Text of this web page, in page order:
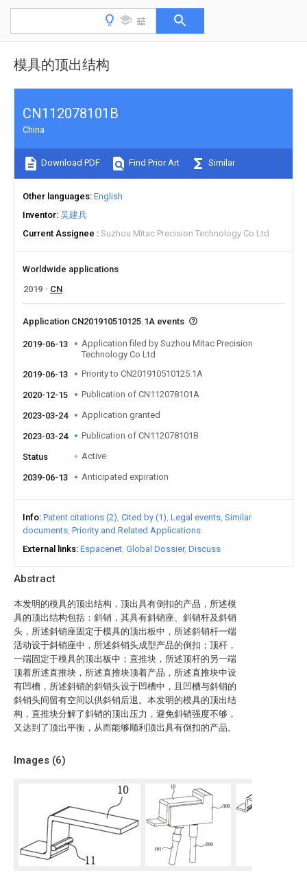
模具的顶出结构
Abstract
本发明的模具的顶出结构，顶出具有倒扣的产品，所述模
具的顶出结构包括：斜销，其具有斜销座、斜销杆及斜销
头，所述斜销座固定于模具的顶出板中，所述斜销杆一端
活动设于斜销座中，所述斜销头成型产品的倒扣；顶杆，
一端固定于模具的顶出板中；直推块，所述顶杆的另一端
顶着所述直推块，所述直推块顶着产品，所述直推块中设
有凹槽，所述斜销的斜销头设于凹槽中，且凹槽与斜销的
斜销头间留有空间以供斜销后退。本发明的模具的顶出结
构，直推块分解了斜销的顶出压力，避免斜销强度不够，
又达到了顶出平衡，从而能够顺利顶出具有倒扣的产品。
Images (6)
CN112078101B
China
Download PDF Find Prior Art Similar
Other languages English
Inventor 吴建兵
Current Assignee
Suzhou Mitac Precision Technology Co Ltd
Worldwide applications
2019
CN
Application CN201910510125.1A events
2019-06-13
Application filed by Suzhou Mitac Precision
Technology Co Ltd
2019-06-13
Priority to CN201910510125.1A
2020-12-15 Publication of CN112078101A
2023-03-24 Application granted
2023-03-24 Publication of CN112078101B
Status Active
2039-06-13 Anticipated expiration
Info Patent citations (2) Cited by (1) Legal events Similar
documents Priority and Related Applications
External links Espacenet Global Dossier Discuss